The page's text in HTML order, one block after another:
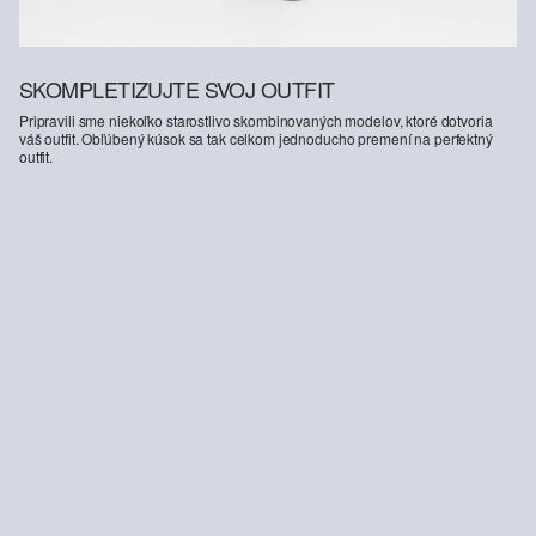
SKOMPLETIZUJTE SVOJ OUTFIT
Pripravili sme niekoľko starostlivo skombinovaných modelov, ktoré dotvoria
váš outfit. Obľúbený kúsok sa tak celkom jednoducho premení na perfektný
outfit.